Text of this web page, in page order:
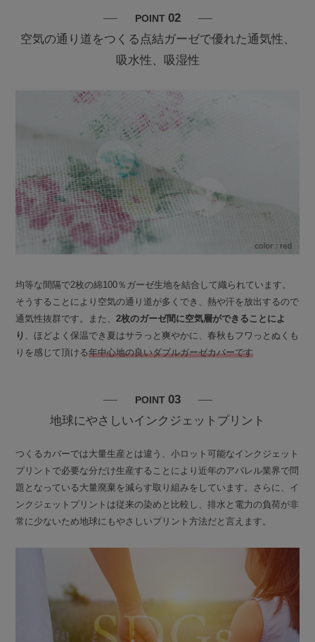
POINT 02
空気の通り道をつくる点結ガーゼで優れた通気性、
吸水性、吸湿性
均等な間隔で2枚の綿100％ガーゼ生地を結合して織られています。
そうすることにより空気の通り道が多くでき、熱や汗を放出するので
通気性抜群です。また、2枚のガーゼ間に空気層ができることによ
り
、ほどよく保温でき夏はサラっと爽やかに、春秋もフワっとぬくも
りを感じて頂ける年中心地の良いダブルガーゼカバーです
POINT 03
地球にやさしいインクジェットプリント
つくるカバーでは大量生産とは違う、小ロット可能なインクジェット
プリントで必要な分だけ生産することにより近年のアパレル業界で問
題となっている大量廃棄を減らす取り組みをしています。さらに、イ
ンクジェットプリントは従来の染めと比較し、排水と電力の負荷が非
常に少ないため地球にもやさしいプリント方法だと言えます。